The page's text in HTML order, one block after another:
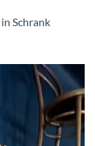
in Schrank